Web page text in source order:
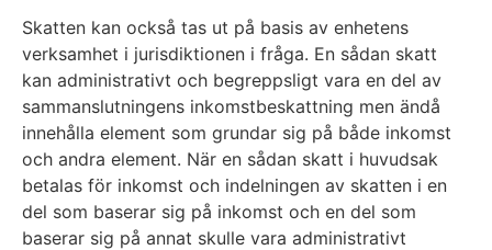
Skatten kan också tas ut på basis av enhetens
verksamhet i jurisdiktionen i fråga. En sådan skatt
kan administrativt och begreppsligt vara en del av
sammanslutningens inkomstbeskattning men ändå
innehålla element som grundar sig på både inkomst
och andra element. När en sådan skatt i huvudsak
betalas för inkomst och indelningen av skatten i en
del som baserar sig på inkomst och en del som
baserar sig på annat skulle vara administrativt